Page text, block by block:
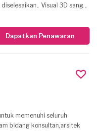
Visual 3D sangat
Trimakasih untuk
dan RAB.. Semoga
Dapatkan Penawaran
memenuhi seluruh
bidang konsultan,arsitek